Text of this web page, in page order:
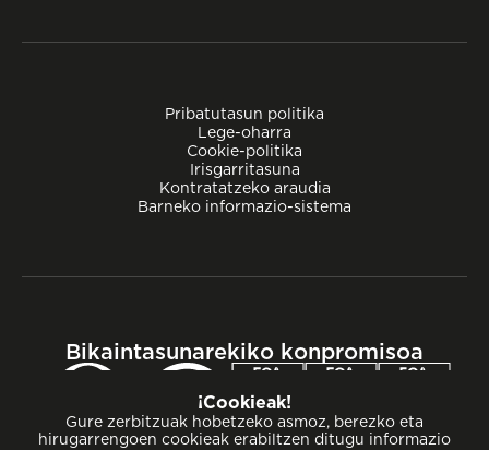
Pribatutasun politika
Lege-oharra
Cookie-politika
Irisgarritasuna
Kontratatzeko araudia
Barneko informazio-sistema
Bikaintasunarekiko konpromisoa
¡Cookieak!
Gure zerbitzuak hobetzeko asmoz, berezko eta
hirugarrengoen cookieak erabiltzen ditugu informazio